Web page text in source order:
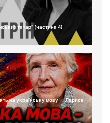
татар” (частина 4)
на українську мову — Лариса